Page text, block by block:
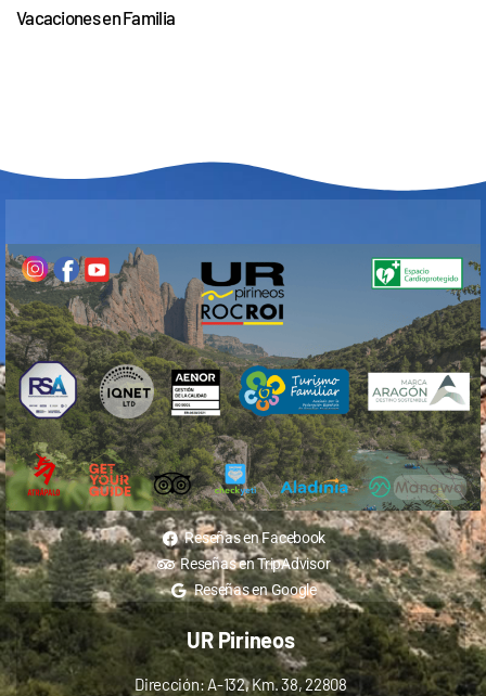
Vacaciones en Familia
Reseñas en Facebook
Reseñas en TripAdvisor
Reseñas en Google
UR Pirineos
Dirección: A-132, Km. 38, 22808